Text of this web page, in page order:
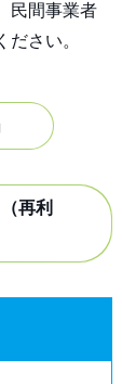
民間事業者
さい。
再利